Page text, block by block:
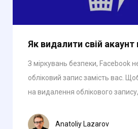
Як видалити свій акаунт
З міркувань безпеки, Facebook
обліковий запис замість вас.
на видалення облікового запису,
Anatoliy Lazarov